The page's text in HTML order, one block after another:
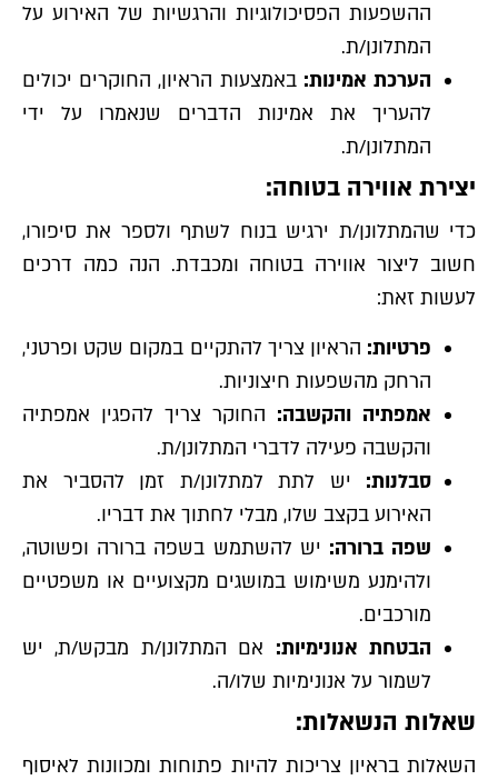
ההשפעות הפסיכולוגיות והרגשיות של האירוע על
המתלונן/ת.
הערכת אמינות: באמצעות הראיון, החוקרים יכולים
להעריך את אמינות הדברים שנאמרו על ידי
המתלונן/ת.
יצירת אווירה בטוחה:
כדי שהמתלונן/ת ירגיש בנוח לשתף ולספר את סיפורו,
חשוב ליצור אווירה בטוחה ומכבדת. הנה כמה דרכים
לעשות זאת:
פרטיות: הראיון צריך להתקיים במקום שקט ופרטני,
הרחק מהשפעות חיצוניות.
אמפתיה והקשבה: החוקר צריך להפגין אמפתיה
והקשבה פעילה לדברי המתלונן/ת.
סבלנות: יש לתת למתלונן/ת זמן להסביר את
האירוע בקצב שלו, מבלי לחתוך את דבריו.
שפה ברורה: יש להשתמש בשפה ברורה ופשוטה,
ולהימנע משימוש במושגים מקצועיים או משפטיים
מורכבים.
הבטחת אנונימיות: אם המתלונן/ת מבקש/ת, יש
לשמור על אנונימיות שלו/ה.
שאלות הנשאלות:
השאלות בראיון צריכות להיות פתוחות ומכוונות לאיסוף